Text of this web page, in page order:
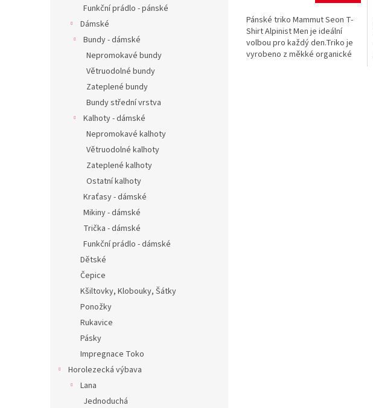
Funkční prádlo - pánské
Dámské
Bundy - dámské
Nepromokavé bundy
Větruodolné bundy
Zateplené bundy
Bundy střední vrstva
Kalhoty - dámské
Nepromokavé kalhoty
Větruodolné kalhoty
Zateplené kalhoty
Ostatní kalhoty
Kraťasy - dámské
Mikiny - dámské
Trička - dámské
Funkční prádlo - dámské
Dětské
Čepice
Kšiltovky, Klobouky, Šátky
Ponožky
Rukavice
Pásky
Impregnace Toko
Horolezecká výbava
Lana
Jednoduchá
Pánské triko Mammut Seon T-
Shirt Alpinist Men je ideální
volbou pro každý den.Triko je
vyrobeno z měkké organické